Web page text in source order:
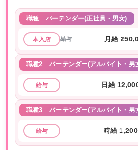
職種 バーテンダー(正社員・男女)
本入店 給与 月給
職種2 バーテンダー(アルバイト・男
給与 日給
職種3 バーテンダー(アルバイト・男
給与 時給 1,200